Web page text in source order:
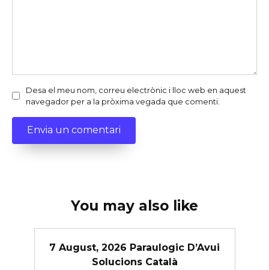
Desa el meu nom, correu electrònic i lloc web en aquest
navegador per a la pròxima vegada que comenti.
You may also like
7 August, 2026 Paraulogic D’Avui
Solucions Català